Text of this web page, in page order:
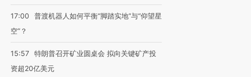
17:00
普渡机器人如何平衡“脚踏实地”与“仰望星
空”？
15:57 特朗普召开矿业圆桌会 拟向关键矿产投
资超20亿美元